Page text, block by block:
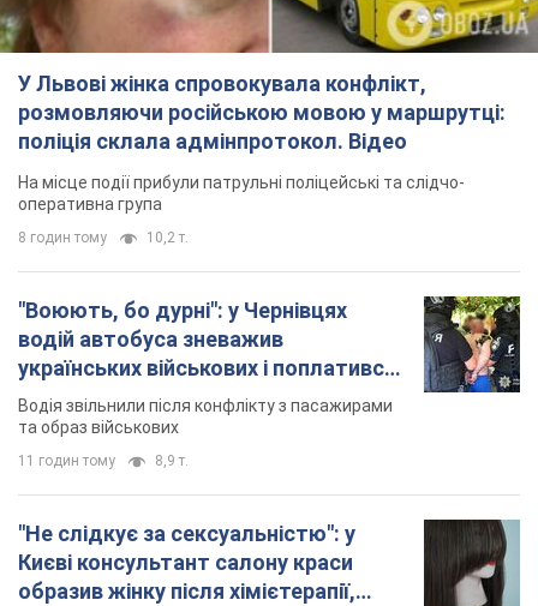
У Львові жінка спровокувала конфлікт,
розмовляючи російською мовою у маршрутці:
поліція склала адмінпротокол. Відео
На місце події прибули патрульні поліцейські та слідчо-
оперативна група
8 годин тому 10,2 т.
"Воюють, бо дурні": у Чернівцях
водій автобуса зневажив
українських військових і поплатився.
Відео
Водія звільнили після конфлікту з пасажирами
та образ військових
11 годин тому 8,9 т.
"Не слідкує за сексуальністю": у
Києві консультант салону краси
образив жінку після хімієтерапії,